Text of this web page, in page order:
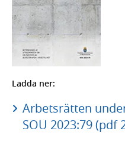
Ladda ner:
Arbetsrätten
SOU 2023:79 (pdf